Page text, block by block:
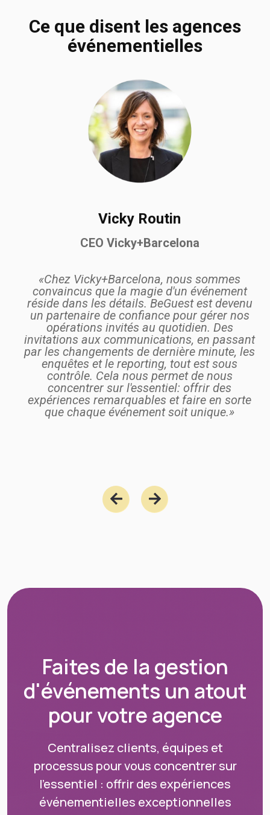
Ce que disent les agences
événementielles
Vicky Routin
CEO Vicky+Barcelona
«Chez Vicky+Barcelona, nous sommes
convaincus que la magie d'un événement
réside dans les détails. BeGuest est devenu
un partenaire de confiance pour gérer nos
opérations invités au quotidien. Des
invitations aux communications, en passant
par les changements de dernière minute, les
enquêtes et le reporting, tout est sous
contrôle. Cela nous permet de nous
concentrer sur l'essentiel: offrir des
expériences remarquables et faire en sorte
que chaque événement soit unique.»
Faites de la gestion
d'événements un atout
pour votre agence
Centralisez clients, équipes et
processus pour vous concentrer sur
l'essentiel : offrir des expériences
événementielles exceptionnelles